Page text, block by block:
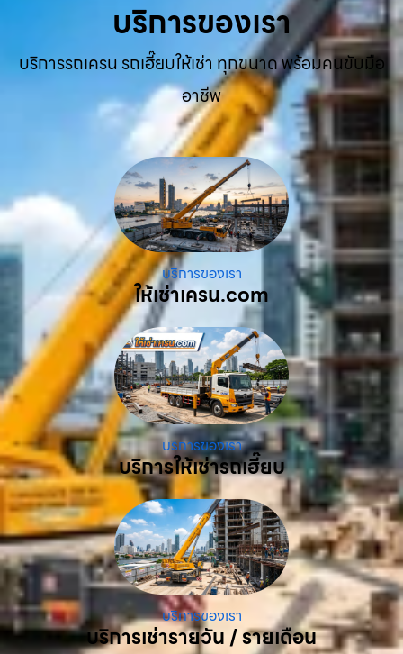
บริการของเรา
บริการรถเครน รถเฮี๊ยบให้เช่า ทุกขนาด พร้อมคนขับมือ
อาชีพ
บริการของเรา
ให้เช่าเครน.com
บริการของเรา
บริการให้เช่ารถเฮี๊ยบ
บริการของเรา
บริการเช่ารายวัน / รายเดือน